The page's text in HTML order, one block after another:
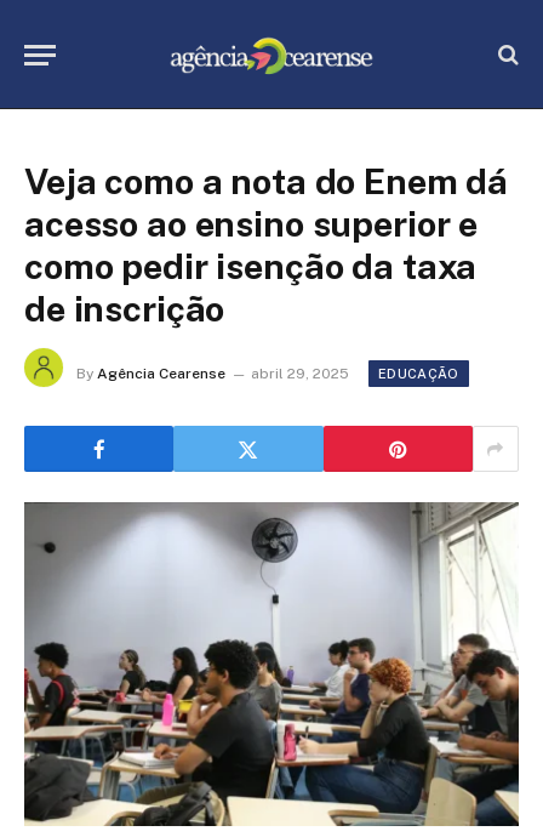
Veja como a nota do Enem dá
acesso ao ensino superior e
como pedir isenção da taxa
de inscrição
By Agência Cearense abril 29, 2025 EDUCAÇÃO